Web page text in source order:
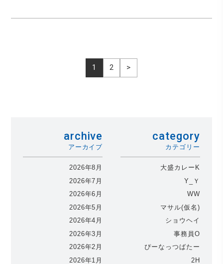
1 2 >
archive
アーカイブ
2026年8月
2026年7月
2026年6月
2026年5月
2026年4月
2026年3月
2026年2月
2026年1月
category
カテゴリー
大盛カレーK
Y_Ｙ
WW
マサル(仮名)
ショウヘイ
事務員O
ぴーなっつばたー
2H